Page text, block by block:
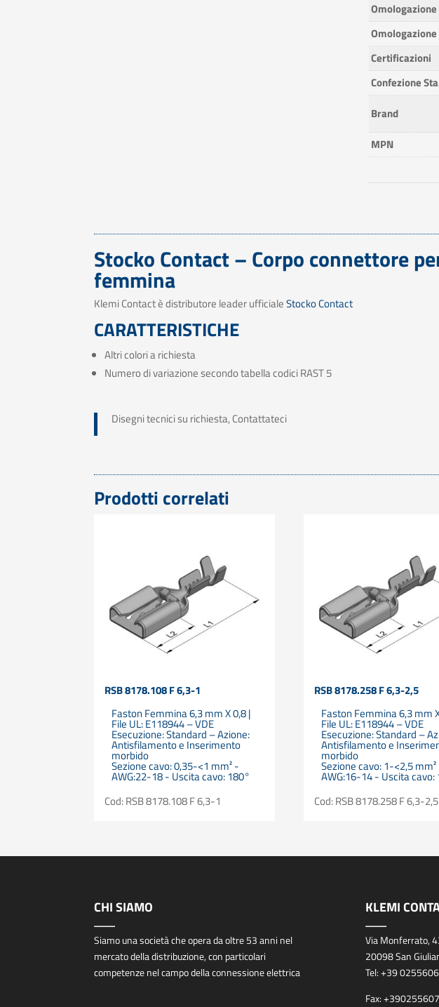
Omologazione
Omologazione
Certificazioni
Confezione
Brand
MPN
Stocko Contact – Corpo connettore
femmina
Klemi Contact è distributore leader ufficialeStocko Contact
CARATTERISTICHE
Altri colori a richiesta
Numero di variazione secondo tabella codici RAST 5
Disegni tecnici su richiesta, Contattateci
Prodotti correlati
RSB 8178.108 F 6,3-1
Faston Femmina 6,3 mm X 0,8 |
File UL: E118944 – VDE
Esecuzione: Standard – Azione:
Antisfilamento e Inserimento
morbido
Sezione cavo: 0,35-<1 mm² -
AWG:22-18 - Uscita cavo: 180°
Cod: RSB 8178.108 F 6,3-1
RSB 8178.258 F 6,3-2,5
Faston Femmina 6,3 mm
File UL: E118944 – VDE
Esecuzione: Standard –
Antisfilamento e
morbido
Sezione cavo: 1-<2,5
AWG:16-14 - Uscita cavo:
Cod: RSB 8178.258 F 6,3-2,5
CHI SIAMO
Siamo una società che opera da oltre 53 anni nel
mercato della distribuzione, con particolari
competenze nel campo della connessione elettrica
KLEMI
Via Monferrato,
20098 San
Tel:+39
Fax: